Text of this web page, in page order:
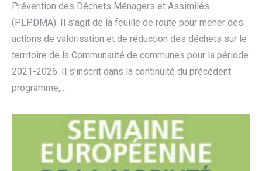
Prévention des Déchets Ménagers et Assimilés
(PLPDMA). Il s’agit de la feuille de route pour mener des
actions de valorisation et de réduction des déchets sur le
territoire de la Communauté de communes pour la période
2021-2026. Il s’inscrit dans la continuité du précédent
programme,…